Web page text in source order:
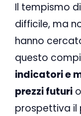
Il tempismo
difficile, ma
hanno
questo
indicatori e
prezzi futuri
prospettiva il